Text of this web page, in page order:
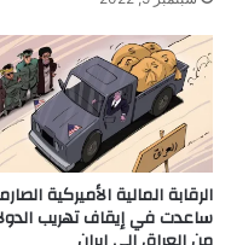
الرقابة المالية الأميركية
ساعدت في إيقاف تهريب